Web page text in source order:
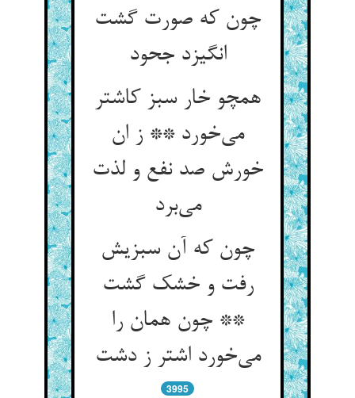
چون که صورت گشت
انگیزد جحود
همچو خار سبز کاشتر
می‌‌خورد ** ز ان
خورش صد نفع و لذت
می‌‌برد
چون که آن سبزیش
رفت و خشک گشت
** چون همان را
می‌‌خورد اشتر ز دشت‌‌
3995